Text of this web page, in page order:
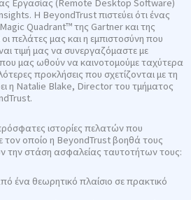
Εργασίας (Remote Desktop Software)
Η BeyondTrust πιστεύει ότι ένας
Quadrant™ της Gartner και της
πελάτες μας και η εμπιστοσύνη που
τιμή μας να συνεργαζόμαστε με
μας ωθούν να καινοτομούμε ταχύτερα
προκλήσεις που σχετίζονται με τη
η Natalie Blake, Director του τμήματος
ιστορίες πελατών που
τον οποίο η BeyondTrust βοηθά τους
την στάση ασφαλείας ταυτοτήτων τους:
ένα θεωρητικό πλαίσιο σε πρακτικό